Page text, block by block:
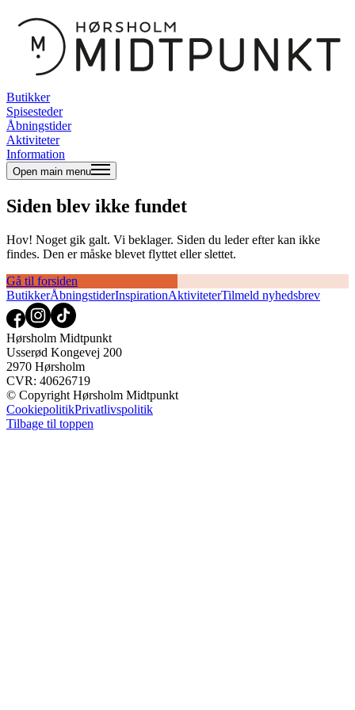
Butikker
Spisesteder
Åbningstider
Aktiviteter
Information
Open main menu
Siden blev ikke fundet
Hov! Noget gik galt. Vi beklager. Siden du leder efter kan ikke
findes. Den er måske blevet flyttet eller slettet.
Gå til forsiden
ButikkerÅbningstiderInspirationAktiviteterTilmeld nyhedsbrev
Hørsholm Midtpunkt
Usserød Kongevej 200
2970 Hørsholm
CVR: 40626719
© Copyright Hørsholm Midtpunkt
CookiepolitikPrivatlivspolitik
Tilbage til toppen